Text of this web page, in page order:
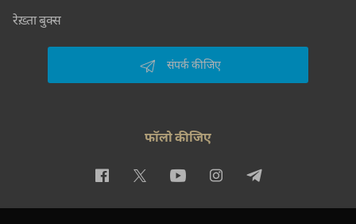
रेख़्ता बुक्स
संपर्क कीजिए
फॉलो कीजिए